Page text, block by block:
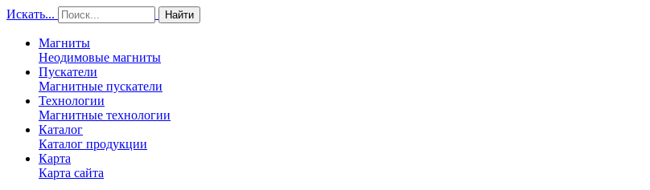
Искать... Найти
Магниты
Неодимовые магниты
Пускатели
Магнитные пускатели
Технологии
Магнитные технологии
Каталог
Каталог продукции
Карта
Карта сайта